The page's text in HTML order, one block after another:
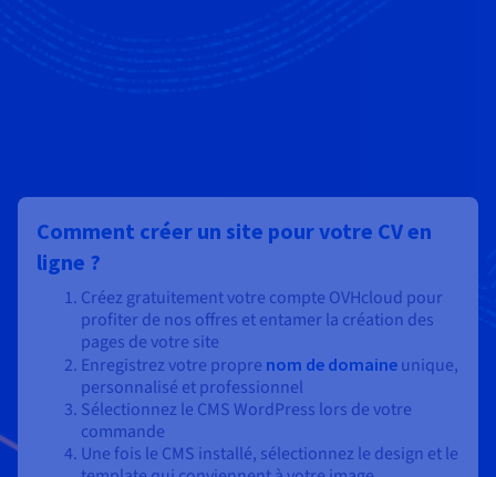
Comment créer un site pour votre CV en
ligne ?
Créez gratuitement votre compte OVHcloud pour
profiter de nos offres et entamer la création des
pages de votre site
Enregistrez votre propre nom de domaine unique,
personnalisé et professionnel
Sélectionnez le CMS WordPress lors de votre
commande
Une fois le CMS installé, sélectionnez le design et le